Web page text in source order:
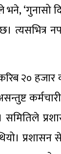
भने,
त्यसभित्र
२०
प्रशासन